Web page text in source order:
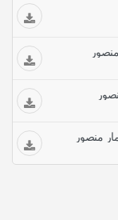
منصور